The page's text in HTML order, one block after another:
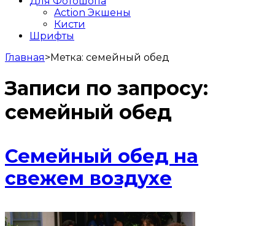
Action Экшены
Кисти
Шрифты
Главная>Метка: семейный обед
Записи по запросу:
семейный обед
Семейный обед на
свежем воздухе